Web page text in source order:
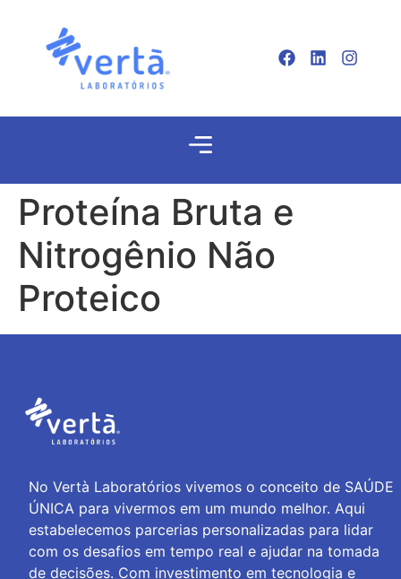
Proteína Bruta e
Nitrogênio Não
Proteico
No Vertà Laboratórios vivemos o conceito de SAÚDE
ÚNICA para vivermos em um mundo melhor. Aqui
estabelecemos parcerias personalizadas para lidar
com os desafios em tempo real e ajudar na tomada
de decisões. Com investimento em tecnologia e